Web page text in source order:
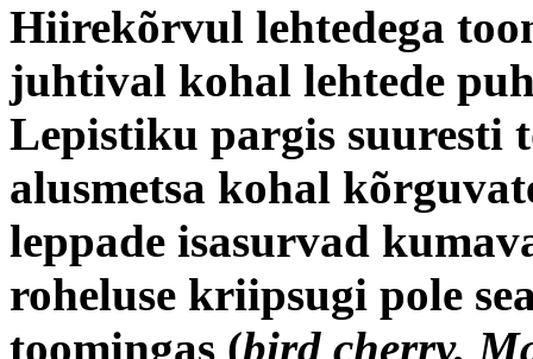
Hiirekõrvul lehtedega
juhtival kohal lehtede
Lepistiku pargis suuresti
alusmetsa kohal
leppade isasurvad
roheluse kriipsugi pole
toomingas (bird cherry,